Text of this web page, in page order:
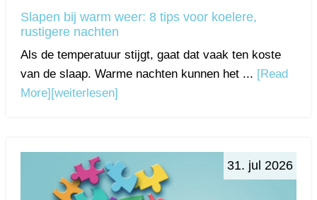
Slapen bij warm weer: 8 tips voor koelere,
rustigere nachten
Als de temperatuur stijgt, gaat dat vaak ten koste
van de slaap. Warme nachten kunnen het ... [Read
More] [weiterlesen]
31. jul 2026